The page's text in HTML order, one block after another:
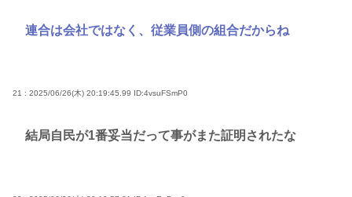
連合は会社ではなく、従業員側の組合だからね
21 : 2025/06/26(木) 20:19:45.99 ID:4vsuFSmP0
結局自民が1番妥当だって事がまた証明されたな